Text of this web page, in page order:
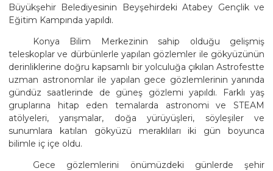
Büyükşehir Belediyesinin Beyşehirdeki Atabey Gençlik ve
Eğitim Kampında yapıldı.
Konya Bilim Merkezinin sahip olduğu gelişmiş
teleskoplar ve dürbünlerle yapılan gözlemler ile gökyüzünün
derinliklerine doğru kapsamlı bir yolculuğa çıkılan Astrofestte
uzman astronomlar ile yapılan gece gözlemlerinin yanında
gündüz saatlerinde de güneş gözlemi yapıldı. Farklı yaş
gruplarına hitap eden temalarda astronomi ve STEAM
atölyeleri, yarışmalar, doğa yürüyüşleri, söyleşiler ve
sunumlara katılan gökyüzü meraklıları iki gün boyunca
bilimle iç içe oldu.
Gece gözlemlerini önümüzdeki günlerde şehir